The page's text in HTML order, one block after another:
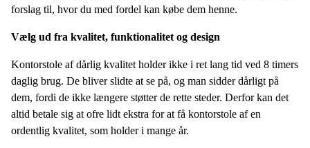
forslag til, hvor du med fordel kan købe dem henne.
Vælg ud fra kvalitet, funktionalitet og design
Kontorstole af dårlig kvalitet holder ikke i ret lang tid ved 8 timers
daglig brug. De bliver slidte at se på, og man sidder dårligt på
dem, fordi de ikke længere støtter de rette steder. Derfor kan det
altid betale sig at ofre lidt ekstra for at få kontorstole af en
ordentlig kvalitet, som holder i mange år.